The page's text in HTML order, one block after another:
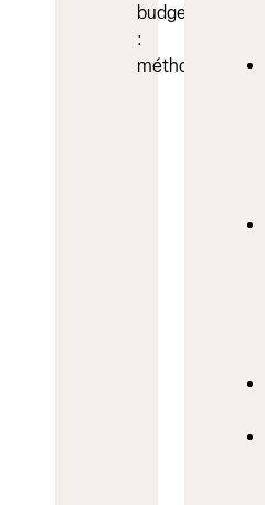
budget
:
méthodologie